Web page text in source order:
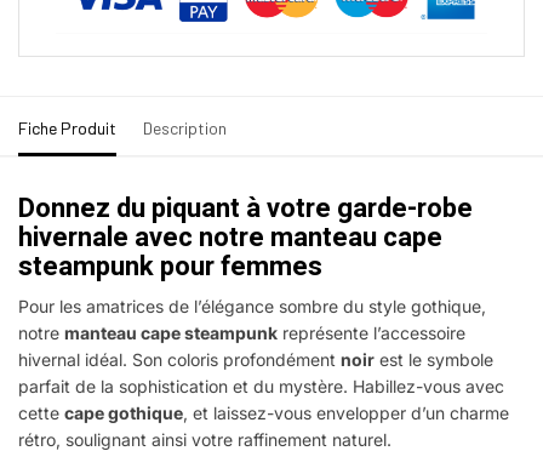
Fiche Produit Description
Donnez du piquant à votre garde-robe
hivernale avec notre manteau cape
steampunk pour femmes
Pour les amatrices de l’élégance sombre du style gothique,
notre manteau cape steampunk représente l’accessoire
hivernal idéal. Son coloris profondément noir est le symbole
parfait de la sophistication et du mystère. Habillez-vous avec
cette cape gothique, et laissez-vous envelopper d’un charme
rétro, soulignant ainsi votre raffinement naturel.